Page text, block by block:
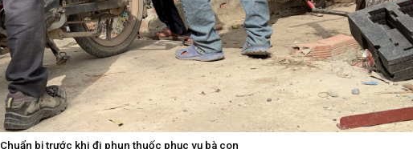
Chuẩn bị trước khi đi phun thuốc phục vụ bà con